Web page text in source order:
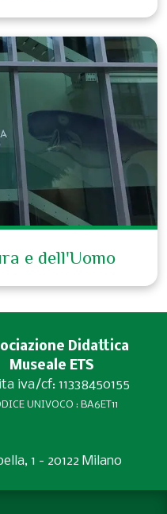
e dell'Uomo
Didattica
Museale ETS
iva/cf: 11338450155
UNIVOCO : BA6ET11
1 - 20122 Milano